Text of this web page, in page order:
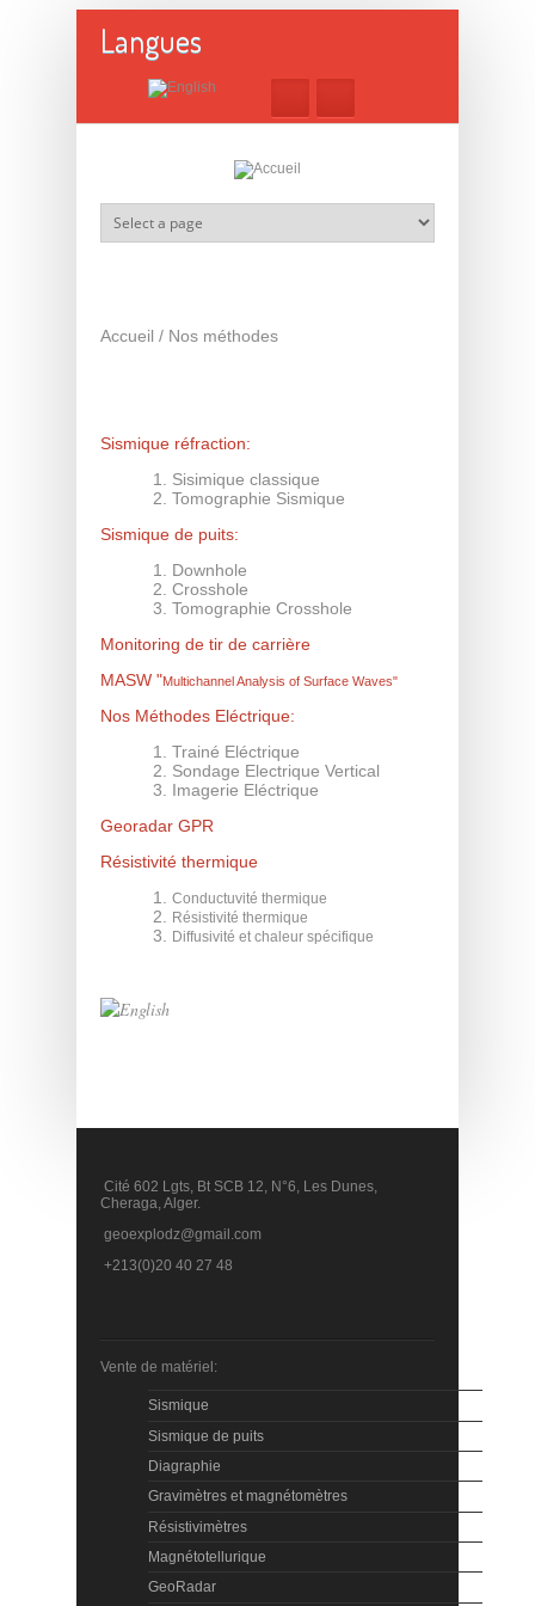
Langues
Accueil / Nos méthodes
Sismique réfraction:
Sisimique classique
Tomographie Sismique
Sismique de puits:
Downhole
Crosshole
Tomographie Crosshole
Monitoring de tir de carrière
MASW "Multichannel Analysis of Surface Waves"
Nos Méthodes Eléctrique:
Trainé Eléctrique
Sondage Electrique Vertical
Imagerie Eléctrique
Georadar GPR
Résistivité thermique
Conductuvité thermique
Résistivité thermique
Diffusivité et chaleur spécifique
Cité 602 Lgts, Bt SCB 12, N°6, Les Dunes,
Cheraga, Alger.
geoexplodz@gmail.com
+213(0)20 40 27 48
Vente de matériel:
Sismique
Sismique de puits
Diagraphie
Gravimètres et magnétomètres
Résistivimètres
Magnétotellurique
GeoRadar